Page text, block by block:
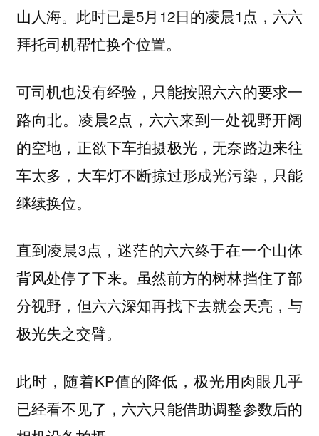
山人海。此时已是5月12日的凌晨1点，六六
拜托司机帮忙换个位置。
可司机也没有经验，只能按照六六的要求一
路向北。凌晨2点，六六来到一处视野开阔
的空地，正欲下车拍摄极光，无奈路边来往
车太多，大车灯不断掠过形成光污染 ，只能
继续换位。
直到凌晨3点，迷茫的六六终于在一个山体
背风处停了下来。虽然前方的树林挡住了部
分视野，但六六深知再找下去就会天亮，与
极光失之交臂。
此时，随着KP值的降低，极光用肉眼几乎
已经看不见了，六六只能借助调整参数后的